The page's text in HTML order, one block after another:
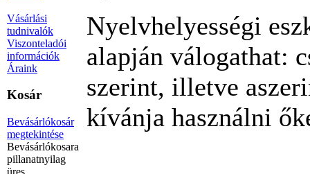
Vásárlási
tudnivalók
Viszonteladói
információk
Áraink
Kosár
Bevásárlókosár
megtekintése
Bevásárlókosara
pillanatnyilag
Nyelvhelyességi
alapján válogathat:
szerint, illetve
kívánja használni